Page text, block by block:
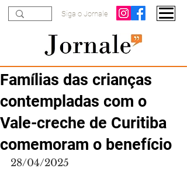
Siga o Jornale
Famílias das crianças
contempladas com o
Vale-creche de Curitiba
comemoram o benefício
28/04/2025